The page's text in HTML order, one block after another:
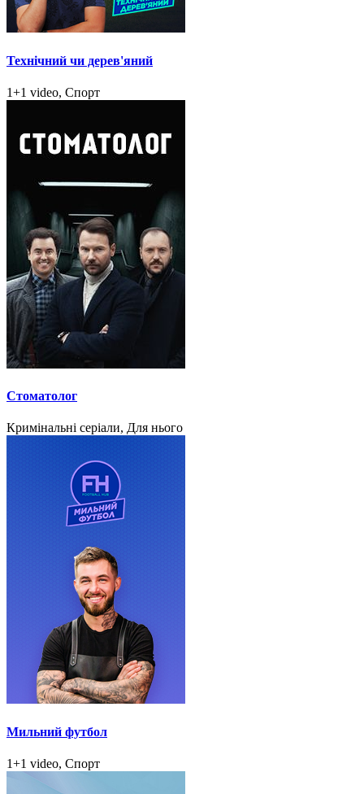
Технічний чи дерев'яний
1+1 video, Спорт
Стоматолог
Кримінальні серіали, Для нього
Мильний футбол
1+1 video, Спорт